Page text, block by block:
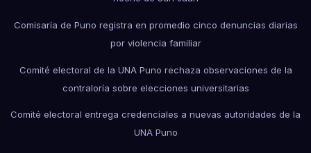
Comisaría de Puno registra en promedio cinco denuncias diarias
por violencia familiar
Comité electoral de la UNA Puno rechaza observaciones de la
contraloría sobre elecciones universitarias
Comité electoral entrega credenciales a nuevas autoridades de la
UNA Puno